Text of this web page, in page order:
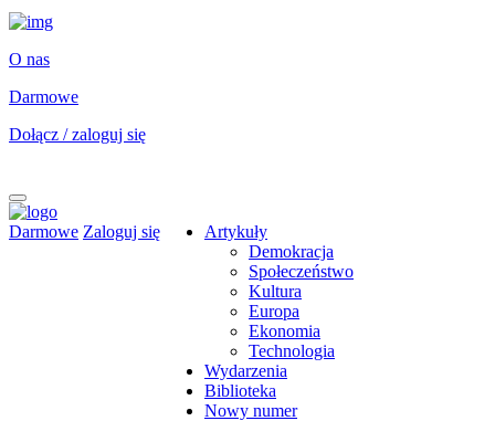
O nas
Darmowe
Dołącz / zaloguj się
Darmowe Zaloguj się
Artykuły
Demokracja
Społeczeństwo
Kultura
Europa
Ekonomia
Technologia
Wydarzenia
Biblioteka
Nowy numer